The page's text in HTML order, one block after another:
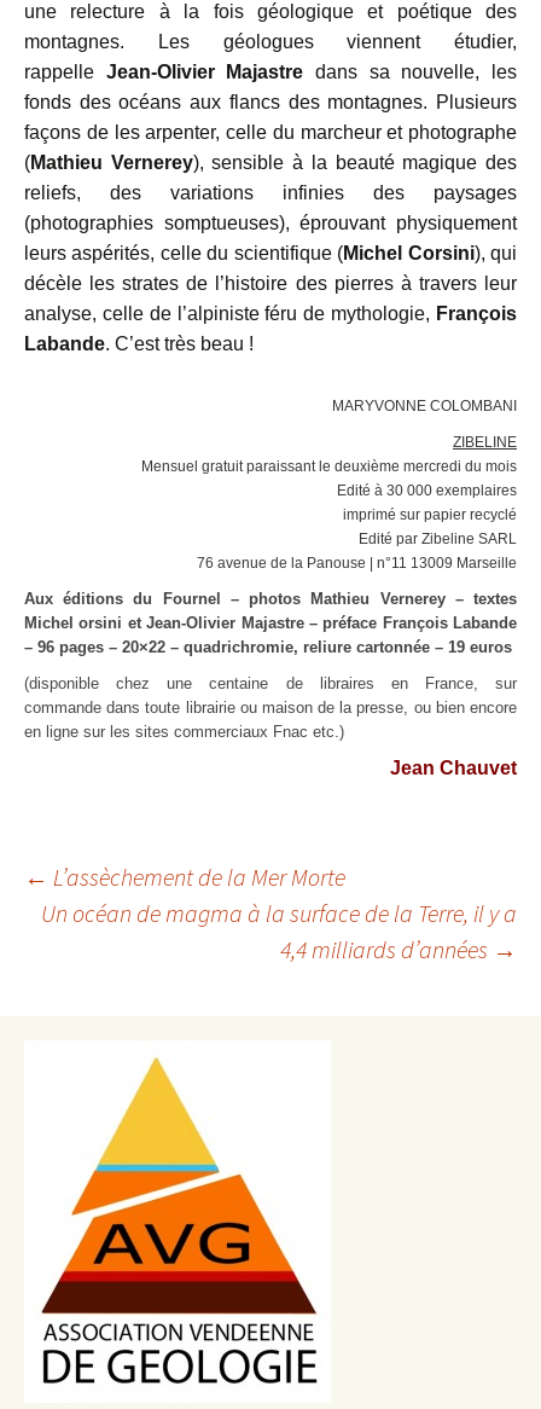
une relecture à la fois géologique et poétique des
montagnes. Les géologues viennent étudier,
rappelle Jean-Olivier Majastre dans sa nouvelle, les
fonds des océans aux flancs des montagnes. Plusieurs
façons de les arpenter, celle du marcheur et photographe
(Mathieu Vernerey), sensible à la beauté magique des
reliefs, des variations infinies des paysages
(photographies somptueuses), éprouvant physiquement
leurs aspérités, celle du scientifique (Michel Corsini), qui
décèle les strates de l’histoire des pierres à travers leur
analyse, celle de l’alpiniste féru de mythologie, François
Labande. C’est très beau !
MARYVONNE COLOMBANI
ZIBELINE
Mensuel gratuit paraissant le deuxième mercredi du mois
Edité à 30 000 exemplaires
imprimé sur papier recyclé
Edité par Zibeline SARL
76 avenue de la Panouse | n°11 13009 Marseille
Aux éditions du Fournel – photos Mathieu Vernerey – textes
Michelorsini et Jean-Olivier Majastre – préface François Labande
– 96 pages – 20×22 – quadrichromie, reliure cartonnée – 19 euros
(disponible chez une centaine de libraires en France, sur
commandedans toute librairie ou maison de la presse, ou bien encore
en ligne sur les sites commerciaux Fnac etc.)
Jean Chauvet
Navigation
← L’assèchement de la Mer Morte
Un océan de magma à la surface de la Terre, il y a
4,4 milliards d’années →